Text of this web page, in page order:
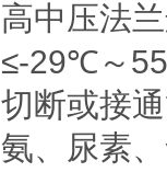
高中压法
≤-29℃～
切断或接
氨、尿素